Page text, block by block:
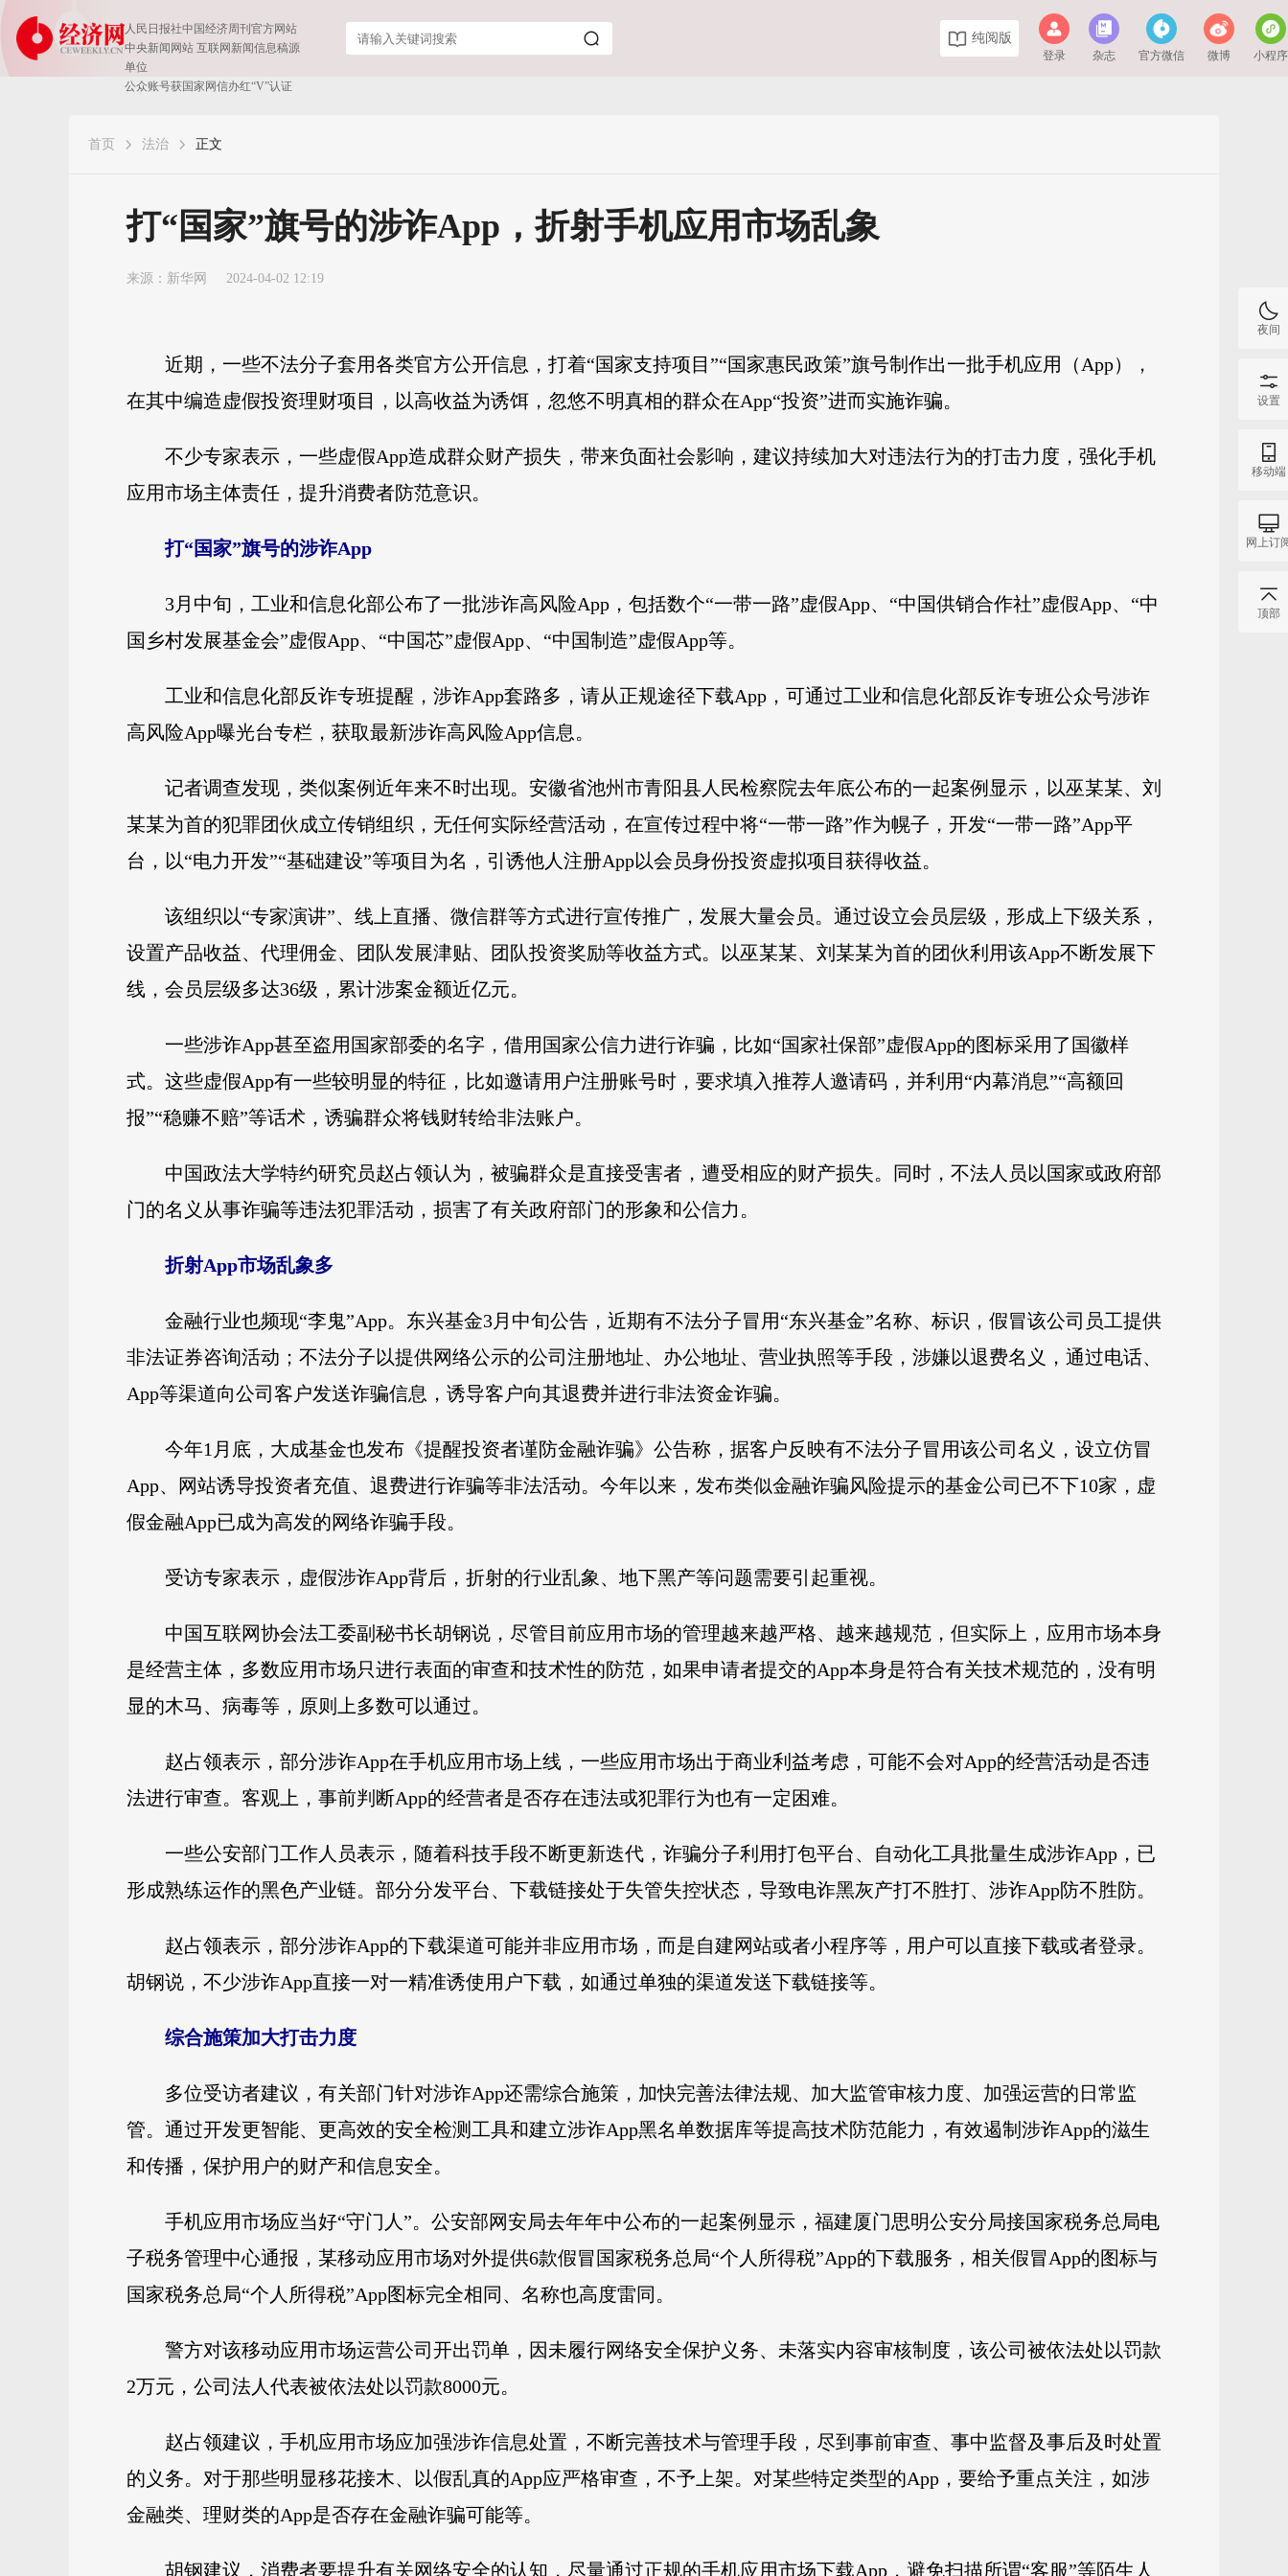
人民日报社中国经济周刊官方网站
中央新闻网站 互联网新闻信息稿源
单位
公众账号获国家网信办红“V”认证
纯阅版
登录 杂志 官方微信 微博 小程序
首页 法治 正文
打“国家”旗号的涉诈App，折射手机应用市场乱象
来源： 新华网 2024-04-02 12:19
近期，一些不法分子套用各类官方公开信息，打着“国家支持项目”“国家惠民政策”旗号制作出一批手机应用（App），
在其中编造虚假投资理财项目，以高收益为诱饵，忽悠不明真相的群众在App“投资”进而实施诈骗。
不少专家表示，一些虚假App造成群众财产损失，带来负面社会影响，建议持续加大对违法行为的打击力度，强化手机
应用市场主体责任，提升消费者防范意识。
打“国家”旗号的涉诈App
3月中旬，工业和信息化部公布了一批涉诈高风险App，包括数个“一带一路”虚假App、“中国供销合作社”虚假App、“中
国乡村发展基金会”虚假App、“中国芯”虚假App、“中国制造”虚假App等。
工业和信息化部反诈专班提醒，涉诈App套路多，请从正规途径下载App，可通过工业和信息化部反诈专班公众号涉诈
高风险App曝光台专栏，获取最新涉诈高风险App信息。
记者调查发现，类似案例近年来不时出现。安徽省池州市青阳县人民检察院去年底公布的一起案例显示，以巫某某、刘
某某为首的犯罪团伙成立传销组织，无任何实际经营活动，在宣传过程中将“一带一路”作为幌子，开发“一带一路”App平
台，以“电力开发”“基础建设”等项目为名，引诱他人注册App以会员身份投资虚拟项目获得收益。
该组织以“专家演讲”、线上直播、微信群等方式进行宣传推广，发展大量会员。通过设立会员层级，形成上下级关系，
设置产品收益、代理佣金、团队发展津贴、团队投资奖励等收益方式。以巫某某、刘某某为首的团伙利用该App不断发展下
线，会员层级多达36级，累计涉案金额近亿元。
一些涉诈App甚至盗用国家部委的名字，借用国家公信力进行诈骗，比如“国家社保部”虚假App的图标采用了国徽样
式。这些虚假App有一些较明显的特征，比如邀请用户注册账号时，要求填入推荐人邀请码，并利用“内幕消息”“高额回
报”“稳赚不赔”等话术，诱骗群众将钱财转给非法账户。
中国政法大学特约研究员赵占领认为，被骗群众是直接受害者，遭受相应的财产损失。同时，不法人员以国家或政府部
门的名义从事诈骗等违法犯罪活动，损害了有关政府部门的形象和公信力。
折射App市场乱象多
金融行业也频现“李鬼”App。东兴基金3月中旬公告，近期有不法分子冒用“东兴基金”名称、标识，假冒该公司员工提供
非法证券咨询活动；不法分子以提供网络公示的公司注册地址、办公地址、营业执照等手段，涉嫌以退费名义，通过电话、
App等渠道向公司客户发送诈骗信息，诱导客户向其退费并进行非法资金诈骗。
今年1月底，大成基金也发布《提醒投资者谨防金融诈骗》公告称，据客户反映有不法分子冒用该公司名义，设立仿冒
App、网站诱导投资者充值、退费进行诈骗等非法活动。今年以来，发布类似金融诈骗风险提示的基金公司已不下10家，虚
假金融App已成为高发的网络诈骗手段。
受访专家表示，虚假涉诈App背后，折射的行业乱象、地下黑产等问题需要引起重视。
中国互联网协会法工委副秘书长胡钢说，尽管目前应用市场的管理越来越严格、越来越规范，但实际上，应用市场本身
是经营主体，多数应用市场只进行表面的审查和技术性的防范，如果申请者提交的App本身是符合有关技术规范的，没有明
显的木马、病毒等，原则上多数可以通过。
赵占领表示，部分涉诈App在手机应用市场上线，一些应用市场出于商业利益考虑，可能不会对App的经营活动是否违
法进行审查。客观上，事前判断App的经营者是否存在违法或犯罪行为也有一定困难。
一些公安部门工作人员表示，随着科技手段不断更新迭代，诈骗分子利用打包平台、自动化工具批量生成涉诈App，已
形成熟练运作的黑色产业链。部分分发平台、下载链接处于失管失控状态，导致电诈黑灰产打不胜打、涉诈App防不胜防。
赵占领表示，部分涉诈App的下载渠道可能并非应用市场，而是自建网站或者小程序等，用户可以直接下载或者登录。
胡钢说，不少涉诈App直接一对一精准诱使用户下载，如通过单独的渠道发送下载链接等。
综合施策加大打击力度
多位受访者建议，有关部门针对涉诈App还需综合施策，加快完善法律法规、加大监管审核力度、加强运营的日常监
管。通过开发更智能、更高效的安全检测工具和建立涉诈App黑名单数据库等提高技术防范能力，有效遏制涉诈App的滋生
和传播，保护用户的财产和信息安全。
手机应用市场应当好“守门人”。公安部网安局去年年中公布的一起案例显示，福建厦门思明公安分局接国家税务总局电
子税务管理中心通报，某移动应用市场对外提供6款假冒国家税务总局“个人所得税”App的下载服务，相关假冒App的图标与
国家税务总局“个人所得税”App图标完全相同、名称也高度雷同。
警方对该移动应用市场运营公司开出罚单，因未履行网络安全保护义务、未落实内容审核制度，该公司被依法处以罚款
2万元，公司法人代表被依法处以罚款8000元。
赵占领建议，手机应用市场应加强涉诈信息处置，不断完善技术与管理手段，尽到事前审查、事中监督及事后及时处置
的义务。对于那些明显移花接木、以假乱真的App应严格审查，不予上架。对某些特定类型的App，要给予重点关注，如涉
金融类、理财类的App是否存在金融诈骗可能等。
胡钢建议，消费者要提升有关网络安全的认知，尽量通过正规的手机应用市场下载App，避免扫描所谓“客服”等陌生人
夜间
设置
移动端
网上订
顶部